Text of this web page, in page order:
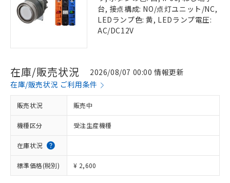
台, 接点構成: NO/点灯ユニット/NC,
LEDランプ色: 黄, LEDランプ電圧:
AC/DC12V
在庫/販売状況
2026/08/07 00:00 情報更新
在庫/販売状況 ご利用条件
販売状況 販売中
機種区分 受注生産機種
在庫状況
標準価格(税別) ¥ 2,600